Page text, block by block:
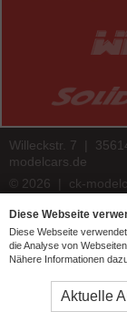
Willeckstr. 7 |
modelcars.de
© 2026 | ck-
4.9/5.00of7439
Diese Webseite
Diese Webseite
die Analyse von
Nähere Informationen
Aktuelle